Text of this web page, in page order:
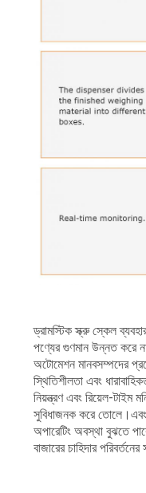
ড্রামস্টিক স্ক্রু স্কেল
পণ্যের গুণমান উন্নত করে
অটোমেশন মানবসম্পদের
স্থিতিশীলতা এবং
নিয়ন্ত্রণ এবং রিয়েল-টাইম
সুবিধাজনক করে
অপারেটিং অবস্থা বুঝতে
বাজারের চাহিদার